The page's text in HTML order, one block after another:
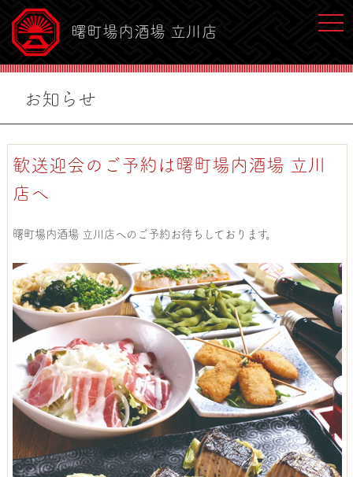
曙町場内酒場 立川店
お知らせ
歓送迎会のご予約は曙町場内酒場 立川
店へ
曙町場内酒場 立川店へのご予約お待ちしております。